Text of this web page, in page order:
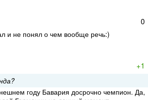
0
и не понял о чем вообще речь:)
+1
году Бавария досрочно чемпион. Да,